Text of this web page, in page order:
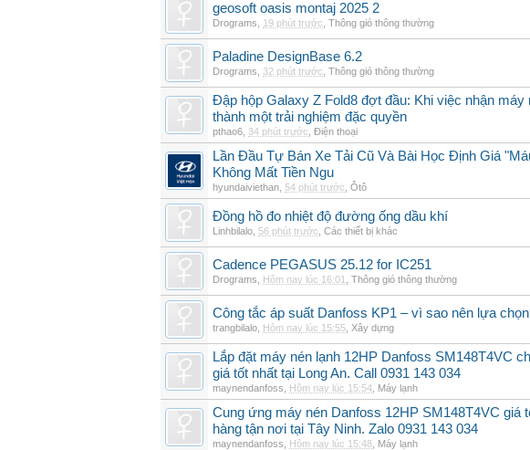
geosoft oasis montaj 2025 2
Drograms 19 phút trước Thông gió thông thường
Paladine DesignBase 6.2
Drograms 32 phút trước Thông gió thông thường
Đập hộp Galaxy Z Fold8 đợt đầu: Khi việc nhận
thành một trải nghiệm đặc quyền
pthao6 34 phút trước Điện thoại
Lần Đầu Tự Bán Xe Tải Cũ Và Bài Học Định Giá
Không Mất Tiền Ngu
hyundaiviethan 54 phút trước Ôtô
Đồng hồ đo nhiệt độ đường ống dầu khí
Linhbilalo 56 phút trước Các thiết bị khác
Cadence PEGASUS 25.12 for IC251
Drograms Hôm nay lúc 16:01 Thông gió thông thường
Công tắc áp suất Danfoss KP1 – vì sao nên lựa
trangbilalo Hôm nay lúc 15:55 Xây dựng
Lắp đặt máy nén lạnh 12HP Danfoss SM148T4VC
giá tốt nhất tại Long An. Call 0931 143 034
maynendanfoss Hôm nay lúc 15:54 Máy lạnh
Cung ứng máy nén Danfoss 12HP SM148T4VC giá
hàng tận nơi tại Tây Ninh. Zalo 0931 143 034
maynendanfoss Hôm nay lúc 15:48 Máy lạnh